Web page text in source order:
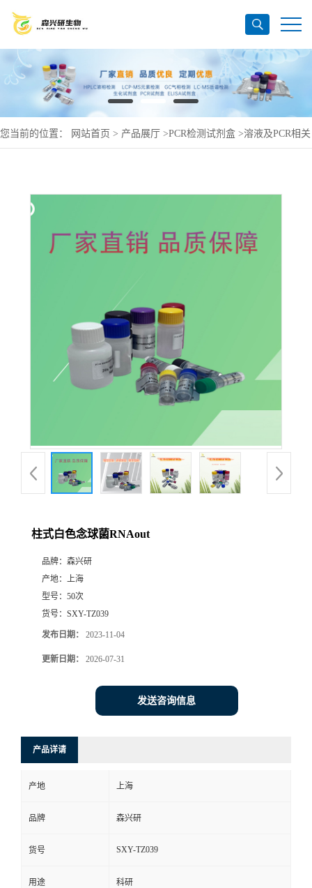
您当前的位置： 网站首页 > 产品展厅 >PCR检测试剂盒 >溶液及PCR相关
柱式白色念球菌RNAout
品牌： 森兴研
产地： 上海
型号： 50次
货号： SXY-TZ039
发布日期： 2023-11-04
更新日期： 2026-07-31
发送咨询信息
产品详请
产地 上海
品牌 森兴研
货号 SXY-TZ039
用途 科研